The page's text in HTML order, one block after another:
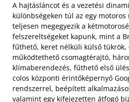
A hajtásláncot és a vezetési
különbségeken túl az egy
teljesen megegyezik a
felszereltségeket kapunk, mint a
fűthető, keret nélküli külső tükrök,
működtethető csomagtérajtó,
klímaberendezés, fűthető első
colos központi érintőképernyő
rendszerrel, beépített
valamint egy kifejezetten átfogó